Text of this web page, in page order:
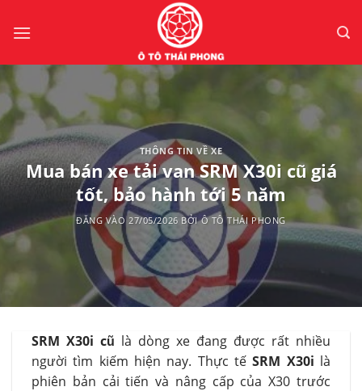
qua
dung
THÔNG TIN VỀ XE
Mua bán xe tải van SRM X30i cũ giá
tốt, bảo hành tới 5 năm
ĐĂNG VÀO27/05/2026 BỞIÔ TÔ THÁI PHONG
SRM X30i cũ là dòng xe đang được rất nhiều
người tìm kiếm hiện nay. Thực tếSRM X30i là
phiên bản cải tiến và nâng cấp của X30 trước